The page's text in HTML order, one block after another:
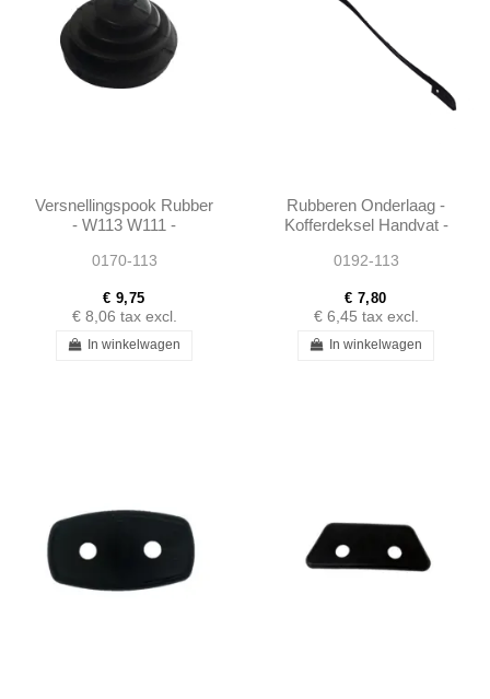
Versnellingspook Rubber
- W113 W111 -
0170-113
€ 9,75
€ 8,06 tax excl.
In winkelwagen
Rubberen Onderlaag -
Kofferdeksel Handvat -
1087580105
0192-113
€ 7,80
€ 6,45 tax excl.
In winkelwagen